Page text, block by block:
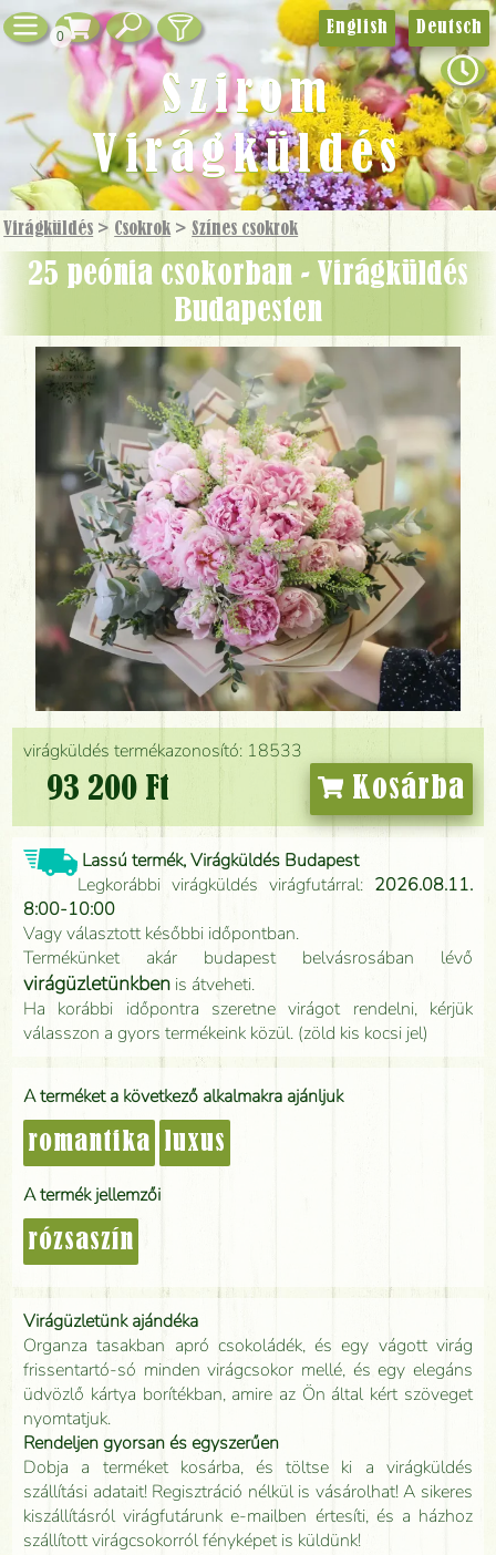
0
Virágküldés > Csokrok >Színes csokrok
25 peónia csokorban - Virágküldés
Budapesten
virágküldés termékazonosító: 18533
93 200 Ft Kosárba
Lassú termék, Virágküldés Budapest
Legkorábbi virágküldés virágfutárral: 2026.08.11.
8:00-10:00
Vagy választott későbbi időpontban.
Termékünket akár budapest belvásrosában lévő
virágüzletünkben is átveheti.
Ha korábbi időpontra szeretne virágot rendelni, kérjük
válasszon a gyors termékeink közül. (zöld kis kocsi jel)
A terméket a következő alkalmakra ajánljuk
romantika luxus
A termék jellemzői
rózsaszín
Virágüzletünk ajándéka
Organza tasakban apró csokoládék, és egy vágott virág
frissentartó-só minden virágcsokor mellé, és egy elegáns
üdvözlő kártya borítékban, amire az Ön által kért szöveget
nyomtatjuk.
Rendeljen gyorsan és egyszerűen
Dobja a terméket kosárba, és töltse ki a virágküldés
szállítási adatait! Regisztráció nélkül is vásárolhat! A sikeres
kiszállításról virágfutárunk e-mailben értesíti, és a házhoz
szállított virágcsokorról fényképet is küldünk!
English Deutsch
Szirom
Virágküldés